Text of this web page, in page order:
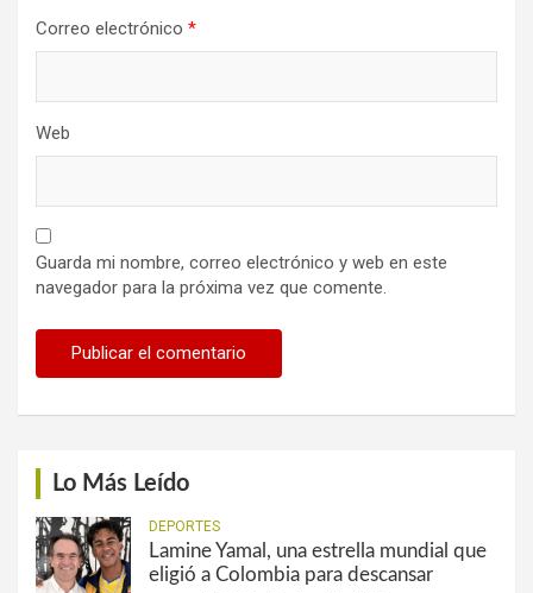
Correo electrónico *
Web
Guarda mi nombre, correo electrónico y web en este
navegador para la próxima vez que comente.
Lo Más Leído
DEPORTES
Lamine Yamal, una estrella mundial que
eligió a Colombia para descansar